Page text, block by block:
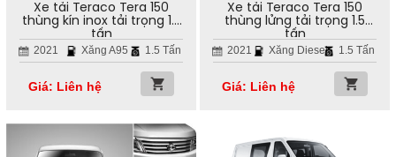
Xe tải Teraco Tera 150
thùng kín inox tải trọng 1.5
tấn
2021 Xăng A95 1.5 Tấn
Giá: Liên hệ
Xe tải Teraco Tera 150
thùng lửng tải trọng 1.5
tấn
2021 Xăng Diesel 1.5 Tấn
Giá: Liên hệ